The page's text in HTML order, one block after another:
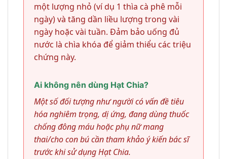
một lượng nhỏ (ví dụ 1 thìa cà phê mỗi
ngày) và tăng dần liều lượng trong vài
ngày hoặc vài tuần. Đảm bảo uống đủ
nước là chìa khóa để giảm thiểu các triệu
chứng này.
Ai không nên dùng Hạt Chia?
Một số đối tượng như người có vấn đề tiêu
hóa nghiêm trọng, dị ứng, đang dùng thuốc
chống đông máu hoặc phụ nữ mang
thai/cho con bú cần tham khảo ý kiến bác sĩ
trước khi sử dụng Hạt Chia.